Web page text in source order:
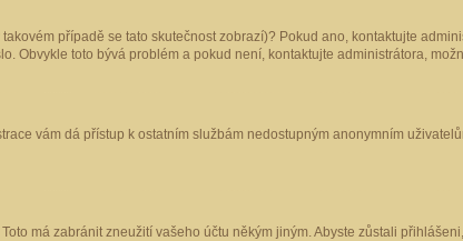
případě se tato skutečnost zobrazí)? Pokud ano, kontaktujte
Obvykle toto bývá problém a pokud není, kontaktujte administrátora,
vám dá přístup k ostatním službám nedostupným anonymním
má zabránit zneužití vašeho účtu někým jiným. Abyste zůstali